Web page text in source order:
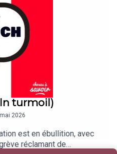
turmoil)
2026
est en ébullition, avec
réclamant de